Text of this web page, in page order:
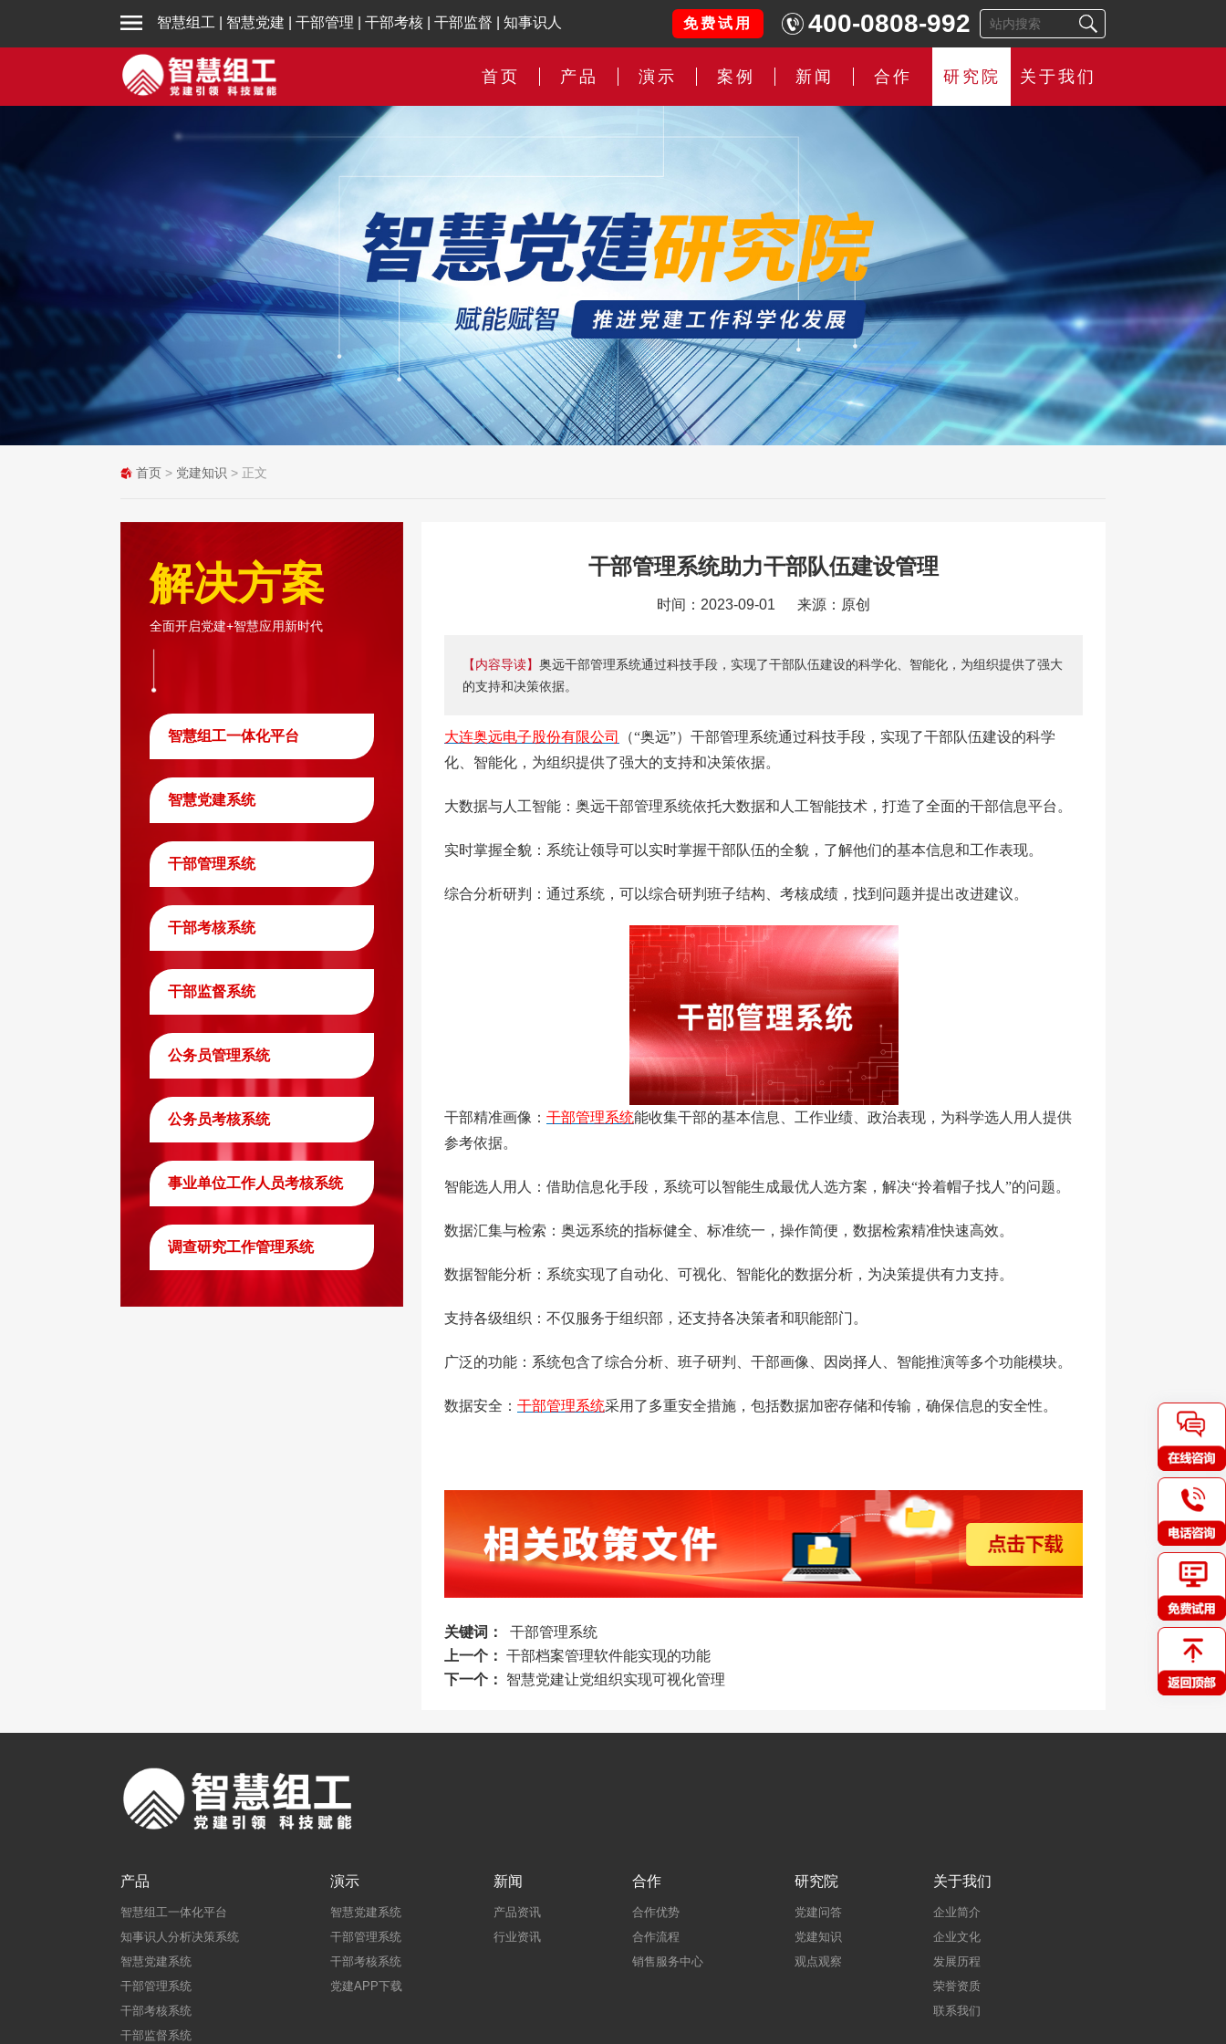
智慧组工 智慧党建 干部管理 干部考核 干部监督 知事识人 免费试用 400-0808-992
首页 产品 演示 案例 新闻 合作 研究院 关于我们
首页 > 党建知识 > 正文
解决方案
全面开启党建+智慧应用新时代
智慧组工一体化平台
智慧党建系统
干部管理系统
干部考核系统
干部监督系统
公务员管理系统
公务员考核系统
事业单位工作人员考核系统
调查研究工作管理系统
干部管理系统助力干部队伍建设管理
时间：2023-09-01 来源：原创
【内容导读】 奥远干部管理系统通过科技手段，实现了干部队伍建设的科学化、智能化，为组织提供了强大
的支持和决策依据。
大连奥远电子股份有限公司 （“奥远”）干部管理系统通过科技手段，实现了干部队伍建设的科学
化、智能化，为组织提供了强大的支持和决策依据。
大数据与人工智能：奥远干部管理系统依托大数据和人工智能技术，打造了全面的干部信息平台。
实时掌握全貌：系统让领导可以实时掌握干部队伍的全貌，了解他们的基本信息和工作表现。
综合分析研判：通过系统，可以综合研判班子结构、考核成绩，找到问题并提出改进建议。
干部精准画像： 干部管理系统能收集干部的基本信息、工作业绩、政治表现，为科学选人用人提供
参考依据。
智能选人用人：借助信息化手段，系统可以智能生成最优人选方案，解决“拎着帽子找人”的问题。
数据汇集与检索：奥远系统的指标健全、标准统一，操作简便，数据检索精准快速高效。
数据智能分析：系统实现了自动化、可视化、智能化的数据分析，为决策提供有力支持。
支持各级组织：不仅服务于组织部，还支持各决策者和职能部门。
广泛的功能：系统包含了综合分析、班子研判、干部画像、因岗择人、智能推演等多个功能模块。
数据安全： 干部管理系统采用了多重安全措施，包括数据加密存储和传输，确保信息的安全性。
关键词：
干部管理系统
上一个： 干部档案管理软件能实现的功能
下一个：
智慧党建让党组织实现可视化管理
产品
智慧组工一体化平台
知事识人分析决策系统
智慧党建系统
干部管理系统
干部考核系统
干部监督系统
演示
智慧党建系统
干部管理系统
干部考核系统
党建APP下载
新闻
产品资讯
行业资讯
合作
合作优势
合作流程
销售服务中心
研究院
党建问答
党建知识
观点观察
关于我们
企业简介
企业文化
发展历程
荣誉资质
联系我们